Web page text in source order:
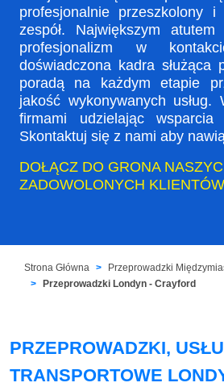
profesjonalnie przeszkolony i
zespół. Największym
profesjonalizm w
doświadczona kadra służąca
poradą na każdym etapie
jakość wykonywanych usług.
firmami udzielając wsparcia
Skontaktuj się z nami aby
DOŁĄCZ DO GRONA
ZADOWOLONYCH
Strona Główna
Przeprowadzki
Przeprowadzki Londyn - Crayford
PRZEPROWADZKI,
TRANSPORTOWE